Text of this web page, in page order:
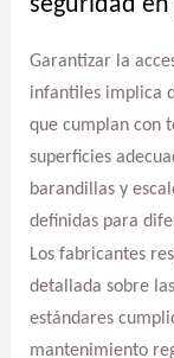
Garantizar la
infantiles implica
que cumplan con
superficies
barandillas y
definidas para
Los fabricantes
detallada sobre
estándares
mantenimiento